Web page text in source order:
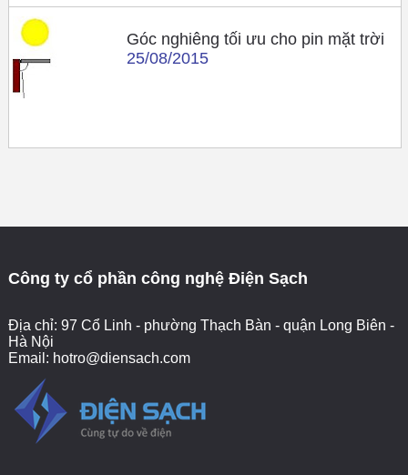
Góc nghiêng tối ưu cho pin mặt trời
25/08/2015
Công ty cổ phần công nghệ Điện Sạch
Địa chỉ: 97 Cổ Linh - phường Thạch Bàn - quận Long Biên -
Hà Nội
Email: hotro@diensach.com